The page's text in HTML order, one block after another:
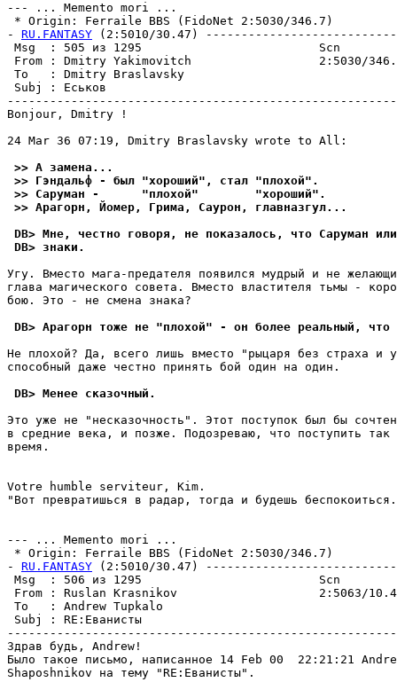
--- ... Memento mori ...
* Origin: Ferraile BBS (FidoNet 2:5030/346.7)
- RU.FANTASY (2:5010/30.47)
Msg  : 505 из 1295
From : Dmitry Yakimovitch                  2:5030/
To   : Dmitry Braslavsky
Subj :
Bonjour, Dmitry !
24 Mar 36 07:19, Dmitry Braslavsky wrote to All:
>> А замена...
>> Гэндальф - был "хороший", стал "плохой".
>> Саруман -      "плохой"        "хороший".
>> Арагорн, Йомер, Грима, Саурон, главназгул...
DB> Мне, честно говоря, не показалось, что Саруман
DB> знаки.
Угу. Вместо мага-предателя появился мудрый и не
глава магического совета. Вместо властителя тьмы -
бою. Это - не смена знака?
DB> Арагорн тоже не "плохой" - он более реальный, что
Не плохой? Да, всего лишь вместо "рыцаря без страха и
способный даже честно принять бой один на один.
DB> Менее сказочный.
Это уже не "несказочность". Этот поступок был бы
в средние века, и позже. Подозреваю, что поступить
время.
Votre humble serviteur, Kim.
"Вот превратишься в радар, тогда и будешь
--- ... Memento mori ...
* Origin: Ferraile BBS (FidoNet 2:5030/346.7)
- RU.FANTASY (2:5010/30.47)
Msg  : 506 из 1295
From : Ruslan Krasnikov                    2:5063/
To   : Andrew Tupkalo
Subj :
Здрав будь, Andrew!
Было такое письмо, написанное 14 Feb 00  22:21:21
Shaposhnikov на тему "RE:Еванисты".